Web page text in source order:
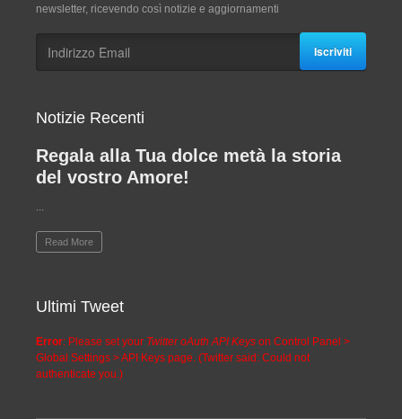
newsletter, ricevendo così notizie e aggiornamenti
Iscriviti
Notizie Recenti
Regala alla Tua dolce metà la storia
del vostro Amore!
Read More
Ultimi Tweet
Error: Please set your Twitter oAuth API Keys on Control Panel >
Global Settings > API Keys page. (Twitter said: Could not
authenticate you.)